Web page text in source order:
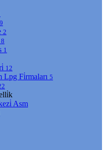
2
8
1
12
Lpg Fi̇rmaları 5
Asm